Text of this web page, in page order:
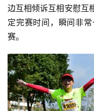
边互相倾诉互相安慰互
定完赛时间，瞬间非
赛。